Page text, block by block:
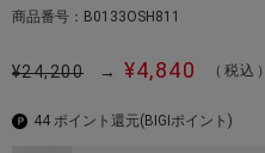
商品番号：B0133OSH811
¥24,200 → ¥4,840 （税込）
44 ポイント還元(BIGIポイント)